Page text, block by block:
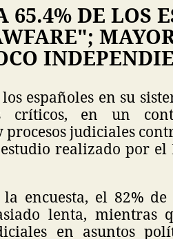
65.4% DE LOS
españoles en su
críticos, en un
procesos judiciales
realizado por el
encuesta, el 82%
lenta, mientras
en asuntos